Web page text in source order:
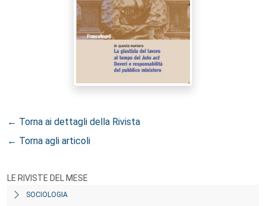
← Torna ai dettagli della Rivista
← Torna agli articoli
LE RIVISTE DEL MESE
SOCIOLOGIA